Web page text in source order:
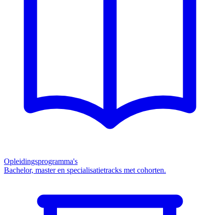
Opleidingsprogramma's
Bachelor, master en specialisatietracks met cohorten.